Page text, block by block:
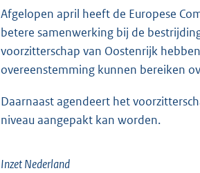
Afgelopen april heeft de Europese
betere samenwerking bij de
voorzitterschap van Oostenrijk
overeenstemming kunnen bereiken
Daarnaast agendeert het
niveau aangepakt kan worden.
Inzet Nederland